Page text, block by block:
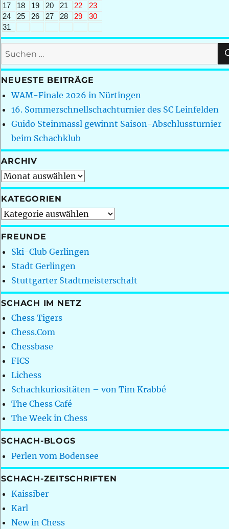
17
18 19 20 21 22
23
24
25 26 27 28 29
30
31
Suchen
nach:
NEUESTE BEITRÄGE
WAM-Finale 2026 in Nürtingen
16. Sommerschnellschachturnier des SC Leinfelden
Guido Steinmassl gewinnt Saison-Abschlussturnier
beim Schachklub
ARCHIV
Archiv
KATEGORIEN
Kategorien
FREUNDE
Ski-Club Gerlingen
Stadt Gerlingen
Stuttgarter Stadtmeisterschaft
SCHACH IM NETZ
Chess Tigers
Chess.Com
Chessbase
FICS
Lichess
Schachkuriositäten – von Tim Krabbé
The Chess Café
The Week in Chess
SCHACH-BLOGS
Perlen vom Bodensee
SCHACH-ZEITSCHRIFTEN
Kaissiber
Karl
New in Chess